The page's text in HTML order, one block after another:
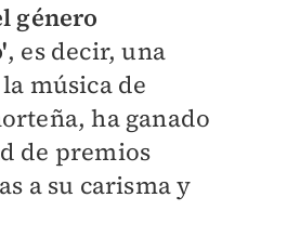
género
, es decir, una
música de
ha ganado
de premios
a su carisma y